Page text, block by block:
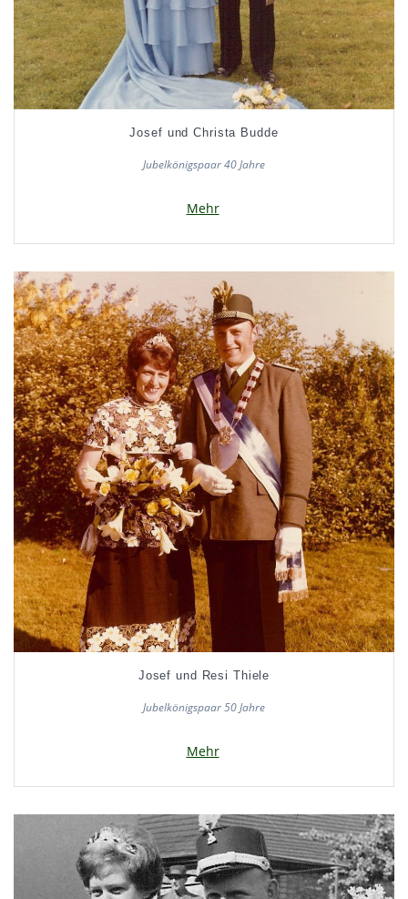
Josef und Christa Budde
Jubelkönigspaar 40 Jahre
Mehr
Josef und Resi Thiele
Jubelkönigspaar 50 Jahre
Mehr